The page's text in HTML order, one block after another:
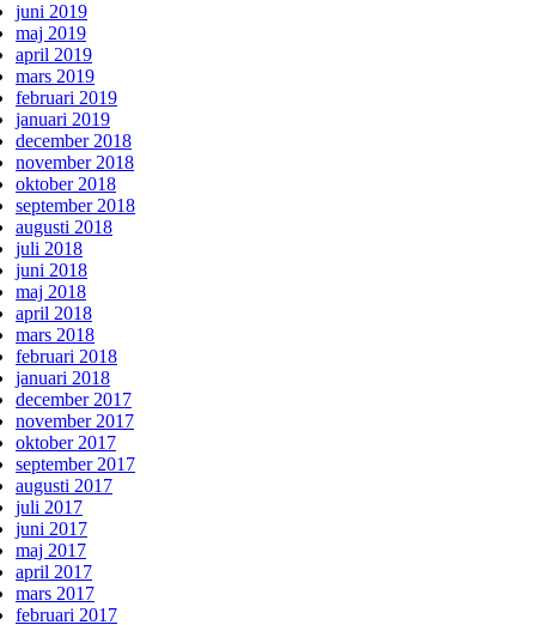
juni 2019
maj 2019
april 2019
mars 2019
februari 2019
januari 2019
december 2018
november 2018
oktober 2018
september 2018
augusti 2018
juli 2018
juni 2018
maj 2018
april 2018
mars 2018
februari 2018
januari 2018
december 2017
november 2017
oktober 2017
september 2017
augusti 2017
juli 2017
juni 2017
maj 2017
april 2017
mars 2017
februari 2017